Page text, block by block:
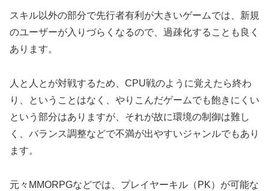
スキル以外の部分で先行者有利が大きいゲームでは、新規
のユーザーが入りづらくなるので、過疎化することも良く
あります。
人と人とが対戦するため、CPU戦のように覚えたら終わ
り、ということはなく、やりこんだゲームでも飽きにくい
という部分はありますが、それが故に環境の制御は難し
く、バランス調整などで不満が出やすいジャンルでもあり
ます。
元々MMORPGなどでは、プレイヤーキル（PK）が可能な